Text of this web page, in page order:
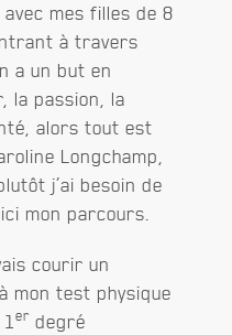
avec mes filles de 8
à travers
a un but en
la passion, la
alors tout est
Longchamp,
j’ai besoin de
mon parcours.
courir un
mon test physique
er degré